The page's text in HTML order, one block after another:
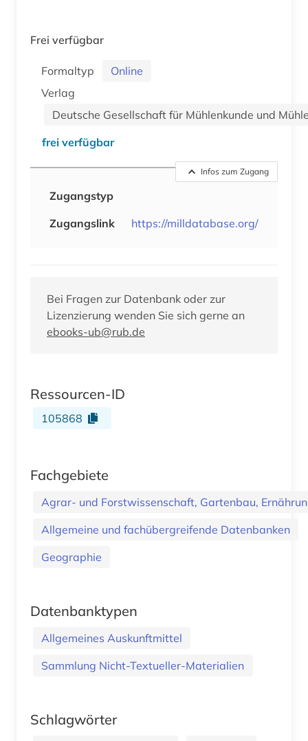
Frei verfügbar
Formaltyp
Online
Verlag
Deutsche Gesellschaft für Mühlenkunde und
frei verfügbar
Infos zum Zugang
Zugangstyp
Zugangslink
https://milldatabase.org/
Bei Fragen zur Datenbank oder zur
Lizenzierung wenden Sie sich gerne an
ebooks-ub@rub.de
Ressourcen-ID
105868
Fachgebiete
Agrar- und Forstwissenschaft, Gartenbau,
Allgemeine und fachübergreifende Datenbanken
Geographie
Datenbanktypen
Allgemeines Auskunftmittel
Sammlung Nicht-Textueller-Materialien
Schlagwörter